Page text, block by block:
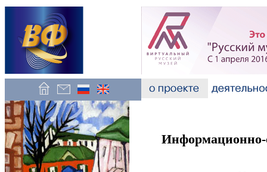
Информационно-